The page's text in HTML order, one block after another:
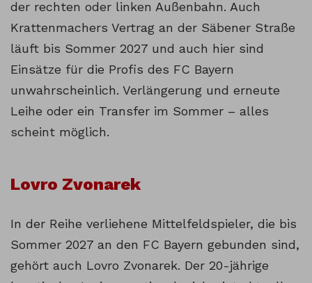
der rechten oder linken Außenbahn. Auch
Krattenmachers Vertrag an der Säbener Straße
läuft bis Sommer 2027 und auch hier sind
Einsätze für die Profis des FC Bayern
unwahrscheinlich. Verlängerung und erneute
Leihe oder ein Transfer im Sommer – alles
scheint möglich.
Lovro Zvonarek
In der Reihe verliehene Mittelfeldspieler, die bis
Sommer 2027 an den FC Bayern gebunden sind,
gehört auch Lovro Zvonarek. Der 20-jährige